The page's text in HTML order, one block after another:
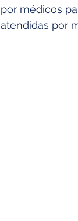
por médicos
atendidas por